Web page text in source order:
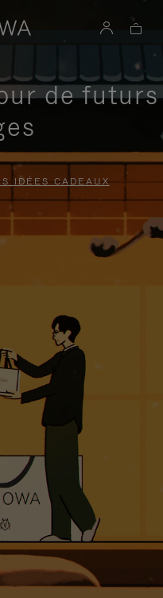
de futurs
IDÉES CADEAUX